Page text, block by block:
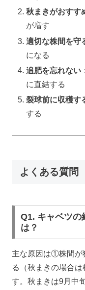
秋まきがおすす
が増す
適切な株間を守
になる
追肥を忘れない
に直結する
裂球前に収穫す
する
よくある質問
Q1. キャベツの
は？
主な原因は①株間
る（秋まきの場合
す。秋まきは9月中